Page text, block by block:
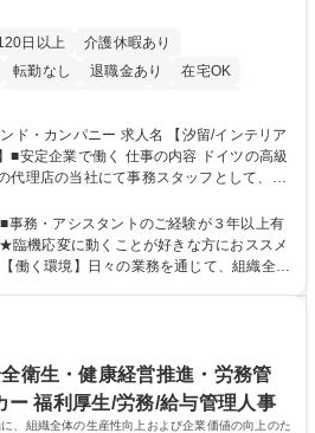
日以上
介護休暇あり
転勤なし 退職金あり
在宅OK
求人名 【汐留/インテリア
仕事の内容 ドイツの高級
代理店の当社にて事務スタッフとして、部
たします。 裁量を持って働いていただける
ンプルの
作成（会議資料、お客様宛請求書、支払書
） ■ショールームアテンド・運営・予約業
タント）】■安定企業で働く
事務・アシスタントのご経験が３年以上有
臨機応変に動くことが好きな方におススメ
を活かす場もあり、やりがいを感じながら
アの業界のご経験が有る方■PCの作業に慣
衛生・健康経営推進・労務管
ー 福利厚生/労務/給与管理人事
、組織全体の生産性向上および企業価値の向上のた